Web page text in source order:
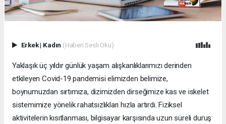
Erkek| Kadın (Haberi Sesli Oku)
Yaklaşık üç yıldır günlük yaşam alışkanlıklarımızı derinden
etkileyen Covid-19 pandemisi elimizden belimize,
boynumuzdan sırtımıza, dizimizden dirseğimize kas ve iskelet
sistemimize yönelik rahatsızlıkları hızla artırdı. Fiziksel
aktivitelerin kısıtlanması, bilgisayar karşısında uzun süreli duruş